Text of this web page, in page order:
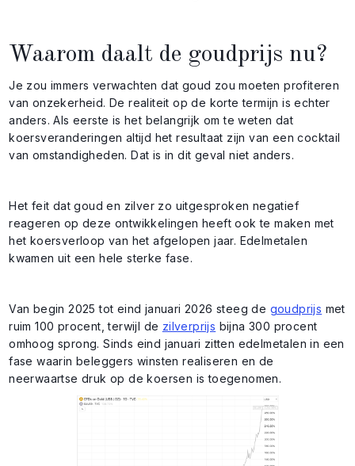
Waarom daalt de goudprijs nu?
Je zou immers verwachten dat goud zou moeten profiteren
van onzekerheid. De realiteit op de korte termijn is echter
anders. Als eerste is het belangrijk om te weten dat
koersveranderingen altijd het resultaat zijn van een cocktail
van omstandigheden. Dat is in dit geval niet anders.
Het feit dat goud en zilver zo uitgesproken negatief
reageren op deze ontwikkelingen heeft ook te maken met
het koersverloop van het afgelopen jaar. Edelmetalen
kwamen uit een hele sterke fase.
Van begin 2025 tot eind januari 2026 steeg de goudprijs met
ruim 100 procent, terwijl de zilverprijs bijna 300 procent
omhoog sprong. Sinds eind januari zitten edelmetalen in een
fase waarin beleggers winsten realiseren en de
neerwaartse druk op de koersen is toegenomen.